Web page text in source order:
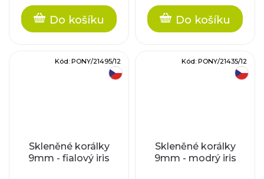
Do košíku Do košíku
Skleněné korálky
9mm - fialový iris
Kód: PONY/21495/12
Skleněné korálky
9mm - modrý iris
Kód: PONY/21435/12